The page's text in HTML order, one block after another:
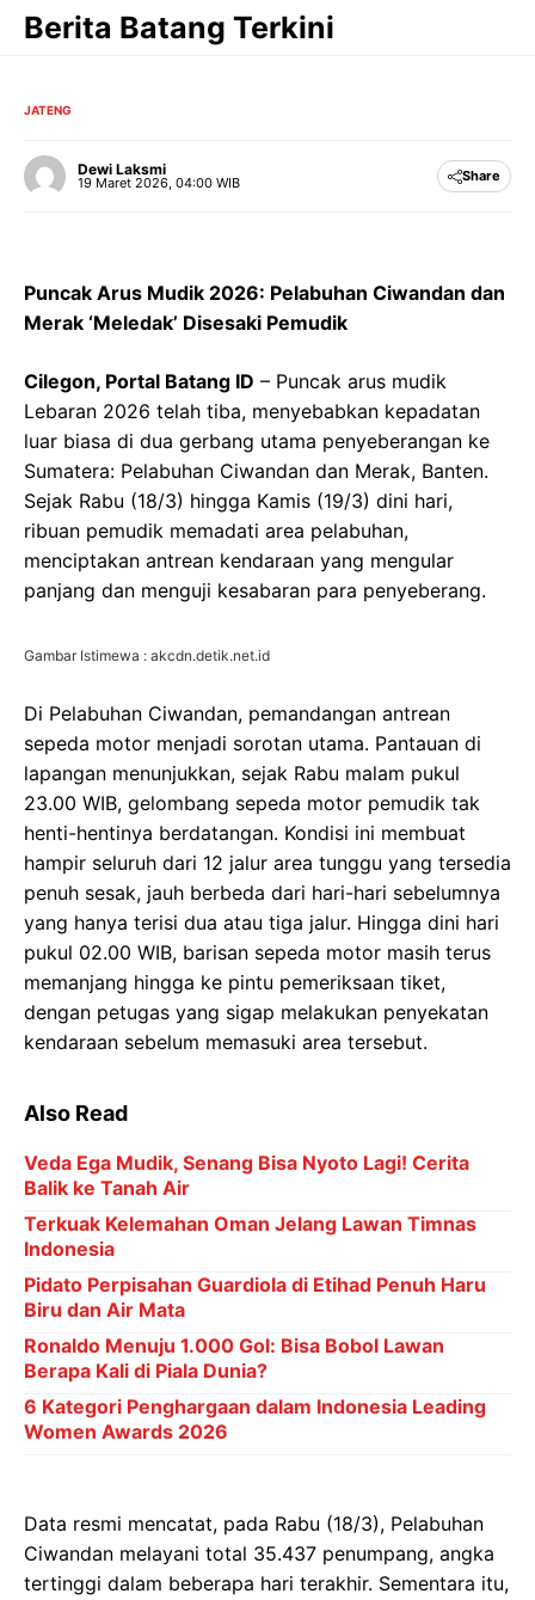
Langsung
Berita Batang Terkini
JATENG
Dewi Laksmi
19 Maret 2026, 04:00 WIB Share
Puncak Arus Mudik 2026: Pelabuhan Ciwandan dan
Merak ‘Meledak’ Disesaki Pemudik
Cilegon, Portal Batang ID – Puncak arus mudik
Lebaran 2026 telah tiba, menyebabkan kepadatan
luar biasa di dua gerbang utama penyeberangan ke
Sumatera: Pelabuhan Ciwandan dan Merak, Banten.
Sejak Rabu (18/3) hingga Kamis (19/3) dini hari,
ribuan pemudik memadati area pelabuhan,
menciptakan antrean kendaraan yang mengular
panjang dan menguji kesabaran para penyeberang.
Gambar Istimewa : akcdn.detik.net.id
Di Pelabuhan Ciwandan, pemandangan antrean
sepeda motor menjadi sorotan utama. Pantauan di
lapangan menunjukkan, sejak Rabu malam pukul
23.00 WIB, gelombang sepeda motor pemudik tak
henti-hentinya berdatangan. Kondisi ini membuat
hampir seluruh dari 12 jalur area tunggu yang tersedia
penuh sesak, jauh berbeda dari hari-hari sebelumnya
yang hanya terisi dua atau tiga jalur. Hingga dini hari
pukul 02.00 WIB, barisan sepeda motor masih terus
memanjang hingga ke pintu pemeriksaan tiket,
dengan petugas yang sigap melakukan penyekatan
kendaraan sebelum memasuki area tersebut.
Also Read
Veda Ega Mudik, Senang Bisa Nyoto Lagi! Cerita
Balik ke Tanah Air
Terkuak Kelemahan Oman Jelang Lawan Timnas
Indonesia
Pidato Perpisahan Guardiola di Etihad Penuh Haru
Biru dan Air Mata
Ronaldo Menuju 1.000 Gol: Bisa Bobol Lawan
Berapa Kali di Piala Dunia?
6 Kategori Penghargaan dalam Indonesia Leading
Women Awards 2026
Data resmi mencatat, pada Rabu (18/3), Pelabuhan
Ciwandan melayani total 35.437 penumpang, angka
tertinggi dalam beberapa hari terakhir. Sementara itu,